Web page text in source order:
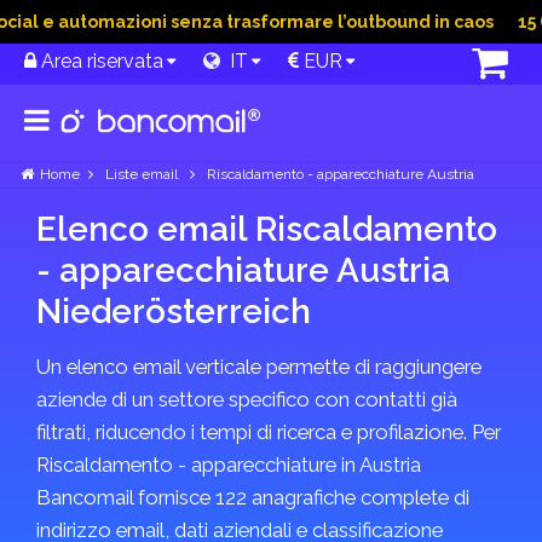
e automazioni senza trasformare l’outbound in caos 15
Area riservata IT EUR
Home Liste email Riscaldamento - apparecchiature Austria
Elenco email Riscaldamento
- apparecchiature Austria
Nieder­österreich
Un elenco email verticale permette di raggiungere
aziende di un settore specifico con contatti già
filtrati, riducendo i tempi di ricerca e profilazione. Per
Riscaldamento - apparecchiature in Austria
Bancomail fornisce 122 anagrafiche complete di
indirizzo email, dati aziendali e classificazione